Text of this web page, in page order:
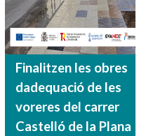
Finalitzen les obres
dadequació de les
voreres del carrer
Castelló de la Plana